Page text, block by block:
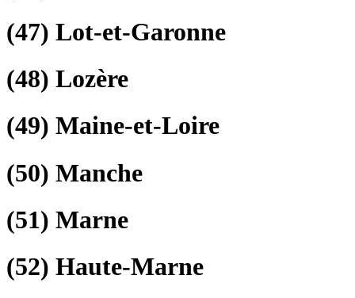
(47) Lot-et-Garonne
(48) Lozère
(49) Maine-et-Loire
(50) Manche
(51) Marne
(52) Haute-Marne